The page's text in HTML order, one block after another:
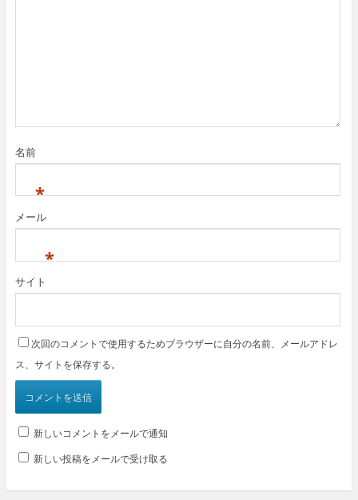
名前
*
メール
*
サイト
次回のコメントで使用するためブラウザーに自分の名前、メールアドレ
ス、サイトを保存する。
新しいコメントをメールで通知
新しい投稿をメールで受け取る